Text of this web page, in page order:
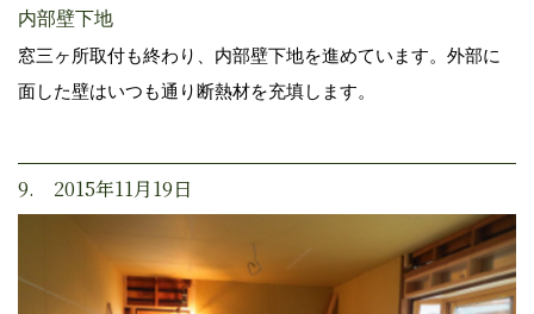
内部壁下地
窓三ヶ所取付も終わり、内部壁下地を進めています。外部に
面した壁はいつも通り断熱材を充填します。
9. 2015年11月19日